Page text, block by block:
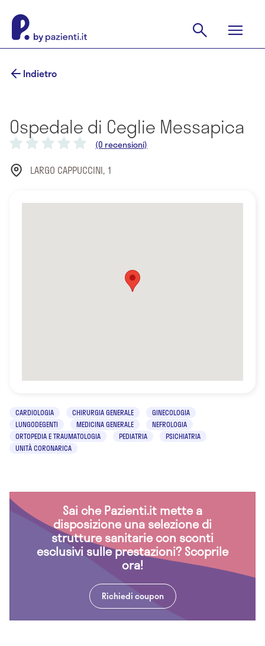
Indietro
Ospedale di Ceglie Messapica
(0 recensioni)
LARGO CAPPUCCINI, 1
CARDIOLOGIA CHIRURGIA GENERALE
GINECOLOGIA
LUNGODEGENTI
MEDICINA GENERALE
NEFROLOGIA
ORTOPEDIA E TRAUMATOLOGIA
PEDIATRIA
PSICHIATRIA
UNITÀ CORONARICA
Sai che Pazienti.it mette a
disposizione una selezione di
strutture sanitarie con sconti
esclusivi sulle prestazioni? Scoprile
ora!
Richiedi coupon